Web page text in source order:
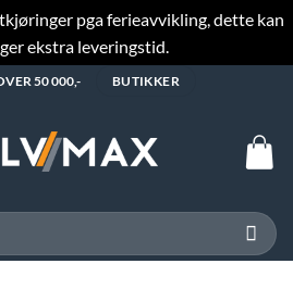
pga ferieavvikling, dette kan
ekstra leveringstid.
50 000,- BUTIKKER